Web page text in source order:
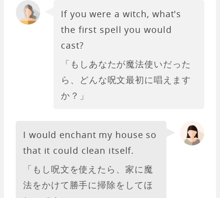
If you were a witch, what's
the first spell you would
cast?
「もしあなたが魔法使いだった
ら、どんな呪文最初に唱えます
か？」
I would enchant my house so
that it could clean itself.
「もし呪文を使えたら、家に魔
法をかけて勝手に掃除をしてほ